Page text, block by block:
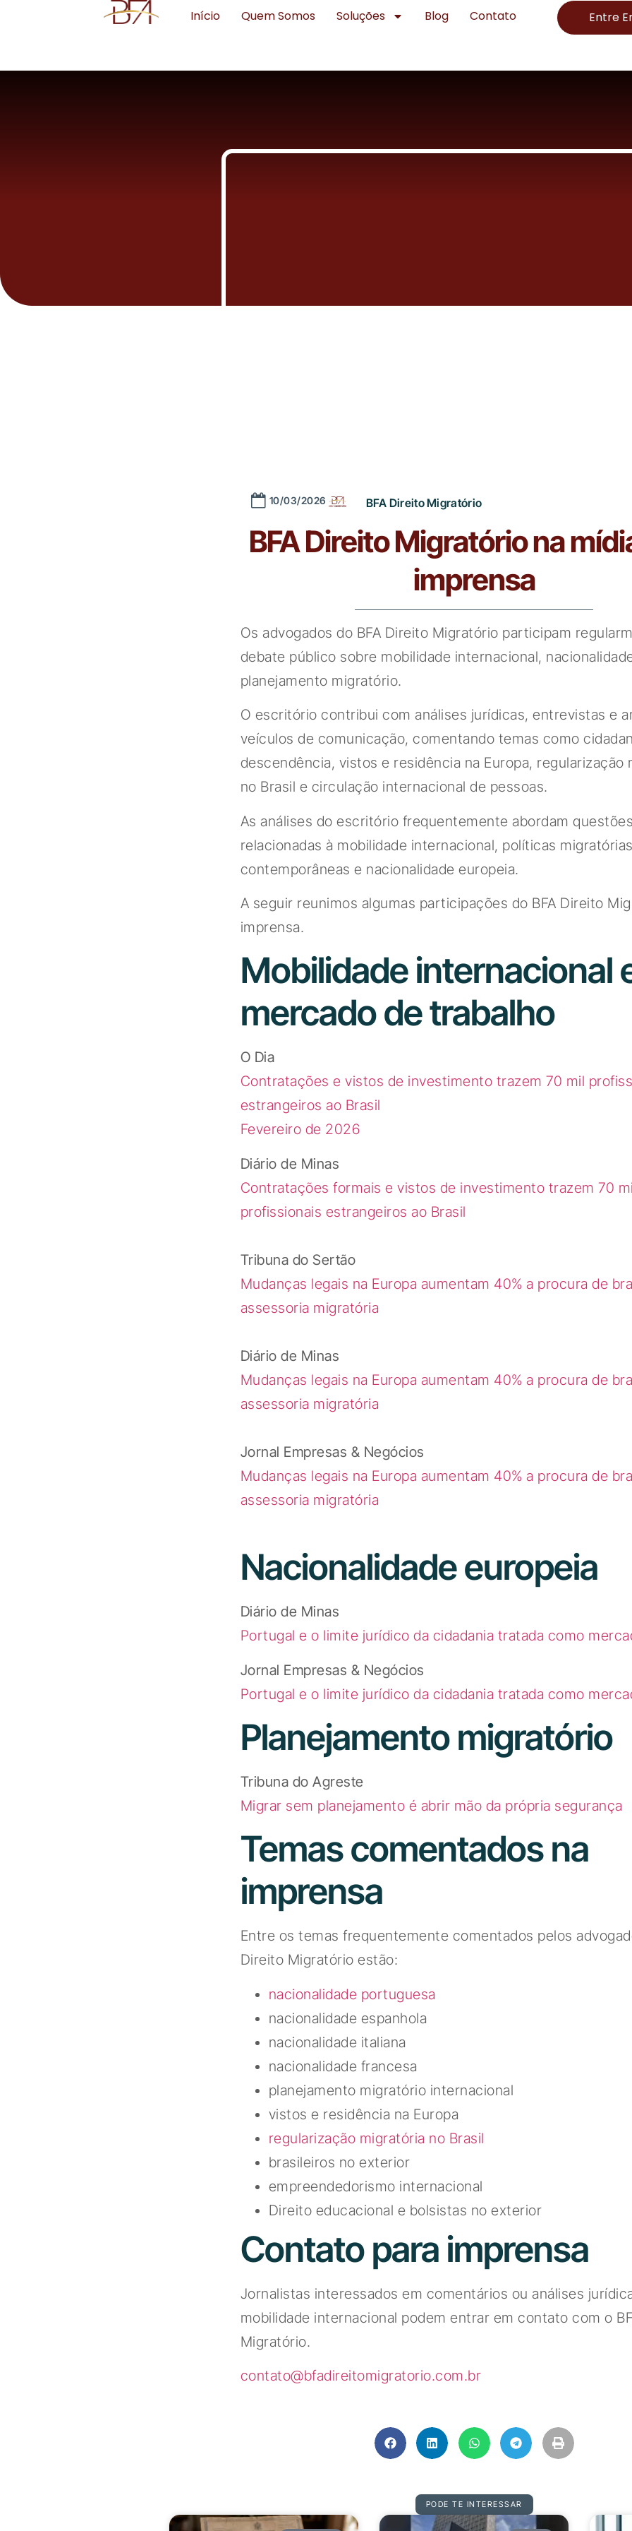
Início Quem Somos Soluções Blog Contato Entre
10/03/2026 BFA Direito Migratório
BFA Direito Migratório na
imprensa
Os advogados do BFA Direito Migratório participam
debate público sobre mobilidade internacional,
planejamento migratório.
O escritório contribui com análises jurídicas, entrevistas e
veículos de comunicação, comentando temas como
descendência, vistos e residência na Europa, regularização
no Brasil e circulação internacional de pessoas.
As análises do escritório frequentemente abordam questões
relacionadas à mobilidade internacional, políticas migratórias
contemporâneas e nacionalidade europeia.
A seguir reunimos algumas participações do BFA Direito
imprensa.
Mobilidade internacional
mercado de trabalho
O Dia
Contratações e vistos de investimento trazem 70 mil
estrangeiros ao Brasil
Fevereiro de 2026
Diário de Minas
Contratações formais e vistos de investimento trazem 70
profissionais estrangeiros ao Brasil
Tribuna do Sertão
Mudanças legais na Europa aumentam 40% a procura de
assessoria migratória
Diário de Minas
Mudanças legais na Europa aumentam 40% a procura de
assessoria migratória
Jornal Empresas & Negócios
Mudanças legais na Europa aumentam 40% a procura de
assessoria migratória
Nacionalidade europeia
Diário de Minas
Portugal e o limite jurídico da cidadania tratada como
Jornal Empresas & Negócios
Portugal e o limite jurídico da cidadania tratada como
Planejamento migratório
Tribuna do Agreste
Migrar sem planejamento é abrir mão da própria segurança
Temas comentados na
imprensa
Entre os temas frequentemente comentados pelos
Direito Migratório estão:
nacionalidade portuguesa
nacionalidade espanhola
nacionalidade italiana
nacionalidade francesa
planejamento migratório internacional
vistos e residência na Europa
regularização migratória no Brasil
brasileiros no exterior
empreendedorismo internacional
Direito educacional e bolsistas no exterior
Contato para imprensa
Jornalistas interessados em comentários ou análises
mobilidade internacional podem entrar em contato com o
Migratório.
contato@bfadireitomigratorio.com.br
PODE TE INTERESSAR